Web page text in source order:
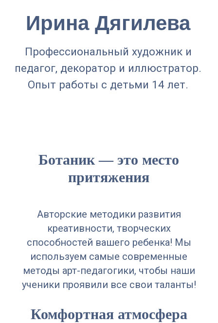
Ботаник — это место
притяжения
Авторские методики развития
креативности, творческих
способностей вашего ребенка! Мы
используем самые современные
методы арт-педагогики, чтобы наши
ученики проявили все свои таланты!
Комфортная атмосфера
При покупке
двух детей.
Скидки действует
на каждый
абонемент.
При продлении
скидка 5% на
новый.
5
Приведи друга и
получите скидку
5% каждому
занятие на
праздник
Записаться